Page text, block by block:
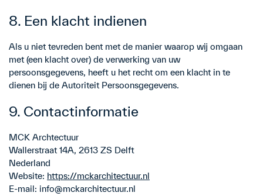
8. Een klacht indienen
Als u niet tevreden bent met de manier waarop wij omgaan
met (een klacht over) de verwerking van uw
persoonsgegevens, heeft u het recht om een klacht in te
dienen bij de Autoriteit Persoonsgegevens.
9. Contactinformatie
MCK Archtectuur
Wallerstraat 14A, 2613 ZS Delft
Nederland
Website: https://mckarchitectuur.nl
E-mail: info@mckarchitectuur.nl